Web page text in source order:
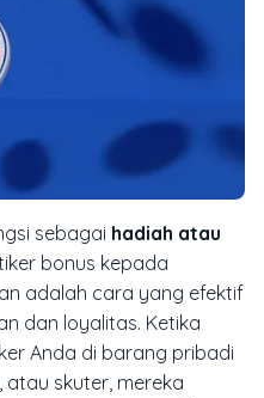
sebagai hadiah atau
bonus kepada
adalah cara yang efektif
dan loyalitas. Ketika
Anda di barang pribadi
atau skuter, mereka